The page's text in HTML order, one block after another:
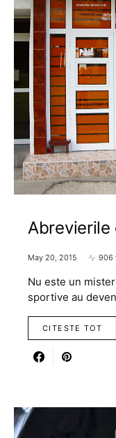
Abrevierile
May 20, 2015 906
Nu este un
sportive au
CITESTE TOT